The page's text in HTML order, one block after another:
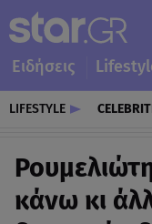
Ειδήσεις
LIFESTYLE
κάνω κι